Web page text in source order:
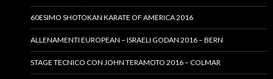
60ESIMO SHOTOKAN KARATE OF AMERICA 2016
ALLENAMENTI EUROPEAN – ISRAELI GODAN 2016 – BERN
STAGE TECNICO CON JOHN TERAMOTO 2016 – COLMAR